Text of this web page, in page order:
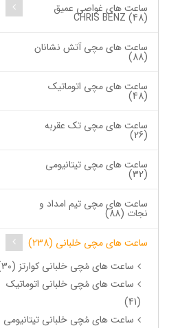
ساعت های غواصی عمیق
CHRIS BENZ (48)
ساعت های مچی آتش نشانان
(88)
ساعت های مچی اتوماتیک
(48)
ساعت های مچی تک عقربه
(26)
ساعت های مچی تیتانیومی
(32)
ساعت های مچی تیم امداد و
نجات (88)
ساعت های مچی خلبانی (238)
ساعت های مُچی خلبانی کوارتز (30)
ساعت های مُچی خلبانی اتوماتیک
(41)
ساعت های مُچی خلبانی تیتانیومی